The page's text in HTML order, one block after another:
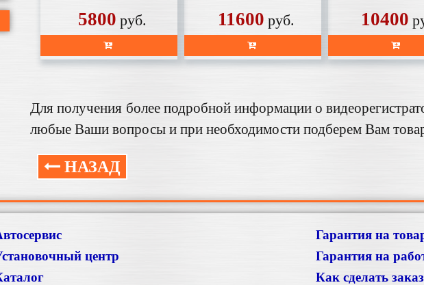
5800 руб. 11600 руб. 10400
Для получения более подробной информации о
любые Ваши вопросы и при необходимости подберем Вам
НАЗАД
центр
Гарантия на
Гарантия на
Как сделать заказ